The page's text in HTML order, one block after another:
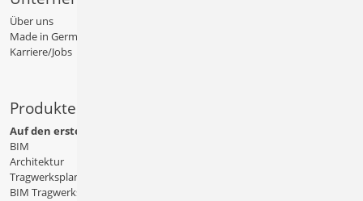
Über uns
Made in Germany
Karriere/Jobs
Produkte
Auf den ersten Blick
BIM
Architektur
Tragwerksplanung
BIM Tragwerksplanung